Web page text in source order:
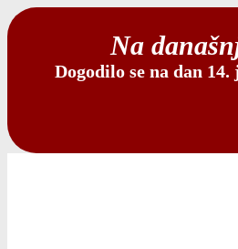
Na
Dogodilo se na dan